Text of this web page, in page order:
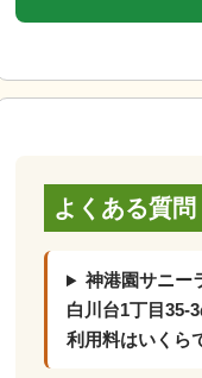
よくある質問
神港園サニー
白川台1丁目35-
利用料はいくら